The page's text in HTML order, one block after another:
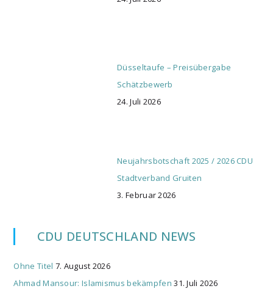
Düsseltaufe – Preisübergabe
Schätzbewerb
24. Juli 2026
Neujahrsbotschaft 2025 / 2026 CDU
Stadtverband Gruiten
3. Februar 2026
CDU DEUTSCHLAND NEWS
Ohne Titel 7. August 2026
Ahmad Mansour: Islamismus bekämpfen 31. Juli 2026